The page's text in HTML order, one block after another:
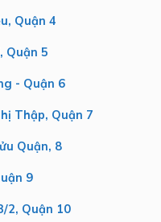
Quận 4
Quận 5
- Quận 6
Thập, Quận 7
Quận, 8
9
2, Quận 10